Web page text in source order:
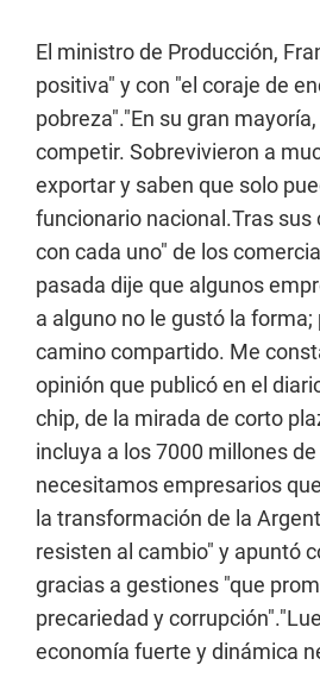
El ministro de Producción,
positiva" y con "el coraje de
pobreza"."En su gran
competir. Sobrevivieron a
exportar y saben que solo
funcionario nacional.Tras
con cada uno" de los
pasada dije que algunos
a alguno no le gustó la
camino compartido. Me
opinión que publicó en el
chip, de la mirada de corto
incluya a los 7000 millones
necesitamos empresarios
la transformación de la
resisten al cambio" y apuntó
gracias a gestiones "que
precariedad y
economía fuerte y dinámica